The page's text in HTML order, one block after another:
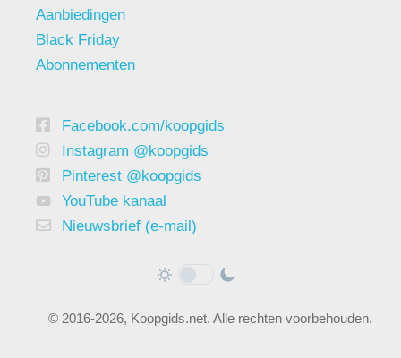
Aanbiedingen
Black Friday
Abonnementen
Facebook.com/koopgids
Instagram @koopgids
Pinterest @koopgids
YouTube kanaal
Nieuwsbrief (e-mail)
© 2016-2026, Koopgids.net. Alle rechten voorbehouden.